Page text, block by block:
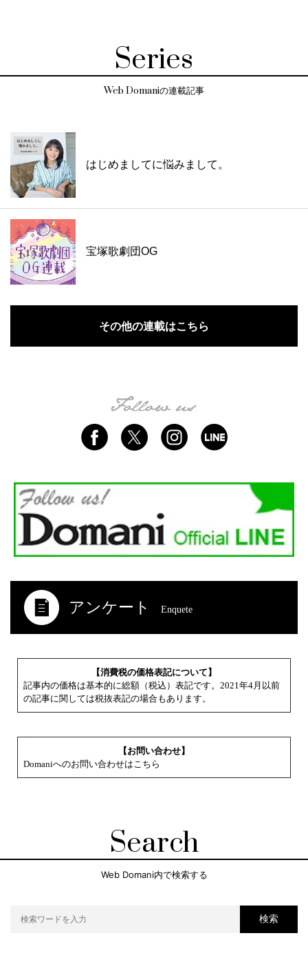
Series
Web Domaniの連載記事
はじめましてに悩みまして。
宝塚歌劇団OG
その他の連載はこちら
アンケート Enquete
【消費税の価格表記について】
記事内の価格は基本的に総額（税込）表記です。2021年4月以前
の記事に関しては税抜表記の場合もあります。
【お問い合わせ】
Domaniへのお問い合わせはこちら
Search
Web Domani内で検索する
検索